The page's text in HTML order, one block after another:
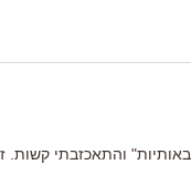
והתאכזבתי קשות.